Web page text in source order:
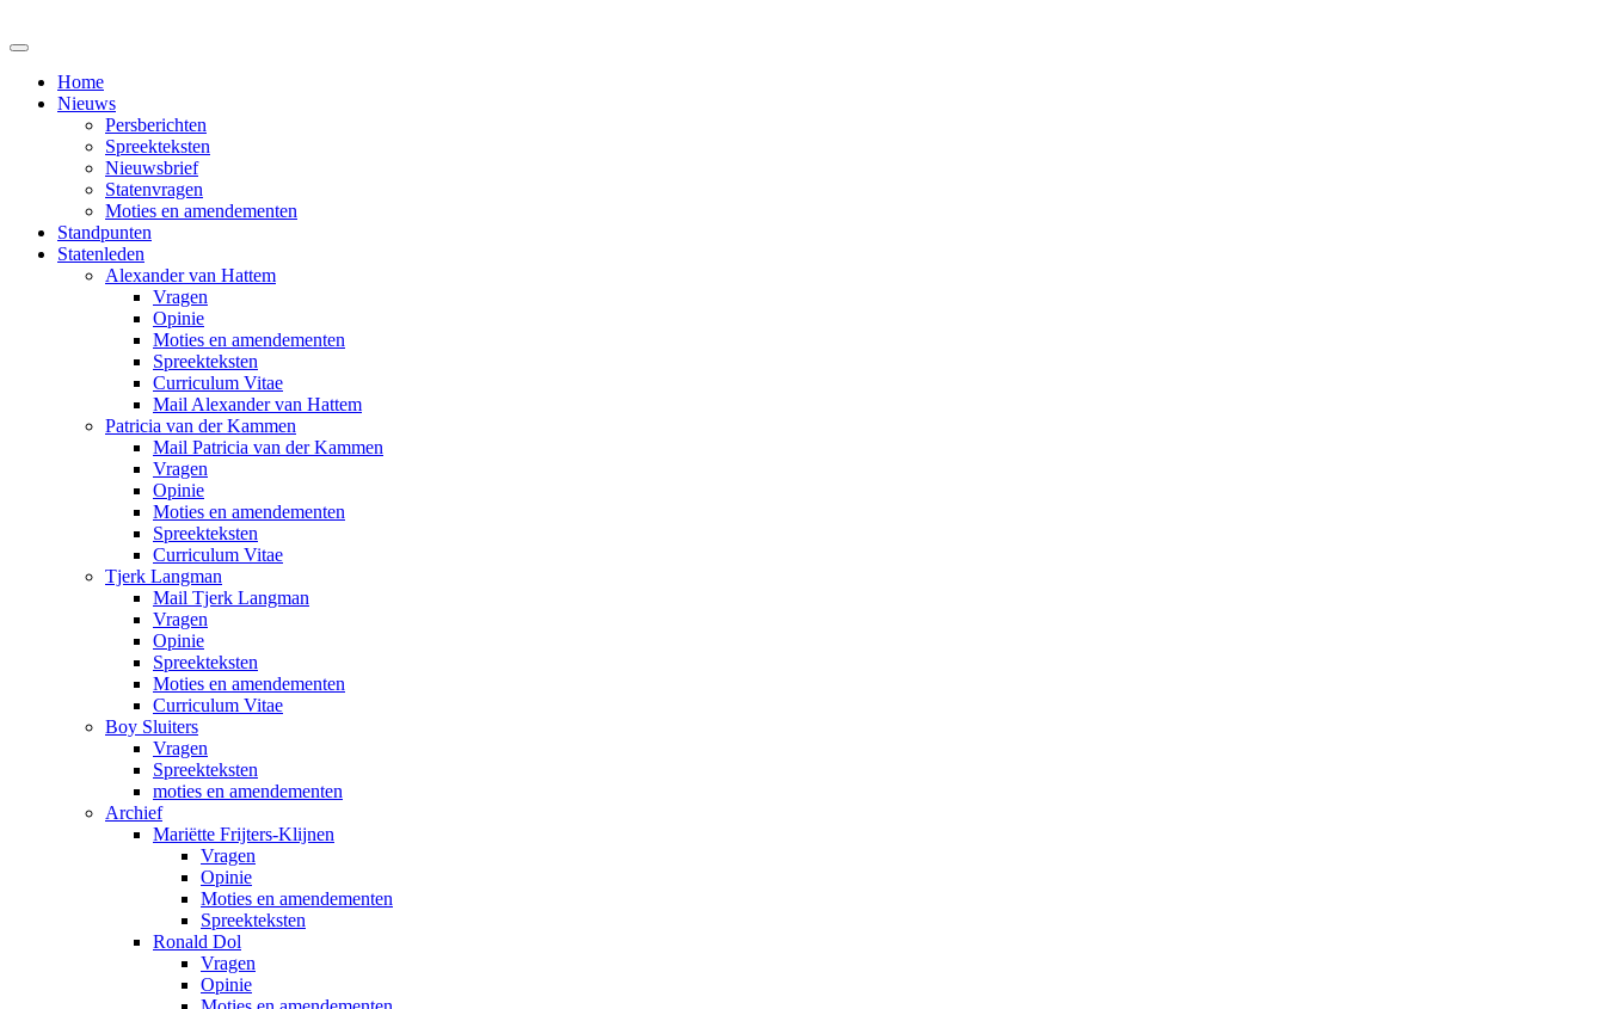
Home
Nieuws
Persberichten
Spreekteksten
Nieuwsbrief
Statenvragen
Moties en amendementen
Standpunten
Statenleden
Alexander van Hattem
Vragen
Opinie
Moties en amendementen
Spreekteksten
Curriculum Vitae
Mail Alexander van Hattem
Patricia van der Kammen
Mail Patricia van der Kammen
Vragen
Opinie
Moties en amendementen
Spreekteksten
Curriculum Vitae
Tjerk Langman
Mail Tjerk Langman
Vragen
Opinie
Spreekteksten
Moties en amendementen
Curriculum Vitae
Boy Sluiters
Vragen
Spreekteksten
moties en amendementen
Archief
Mariëtte Frijters-Klijnen
Vragen
Opinie
Moties en amendementen
Spreekteksten
Ronald Dol
Vragen
Opinie